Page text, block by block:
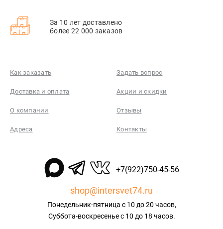
За 10 лет доставлено
более 22 000 заказов
Как заказать Задать вопрос
Доставка и оплата Акции и скидки
О компании Отзывы
Адреса Контакты
+7(922)750-45-56
shop@intersvet74.ru
Понедельник-пятница с 10 до 20 часов,
Суббота-воскресенье с 10 до 18 часов.